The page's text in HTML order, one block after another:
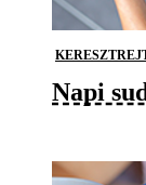
Napi